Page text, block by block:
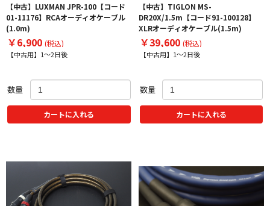
【中古】LUXMAN JPR-100【コード
01-11176】RCAオーディオケーブル
(1.0m)
￥6,900 (税込)
【中古用】1～2日後
数量
カートに入れる
【中古】TIGLON MS-
DR20X/1.5m【コード91-100128】
XLRオーディオケーブル(1.5m)
￥39,600 (税込)
【中古用】1～2日後
数量
カートに入れる